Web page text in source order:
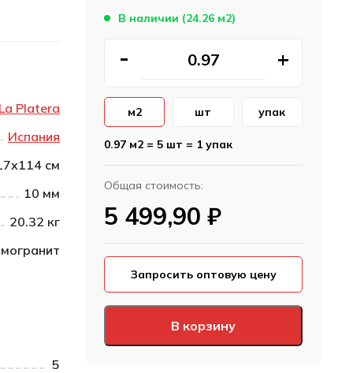
Platera
Испания
см
10 мм
20.32 кг
5
В наличии (24.26 м2)
В корзину
м2 шт упак
0.97 м2 = 5 шт = 1 упак
Общая стоимость:
5 499,90 ₽
Запросить оптовую цену